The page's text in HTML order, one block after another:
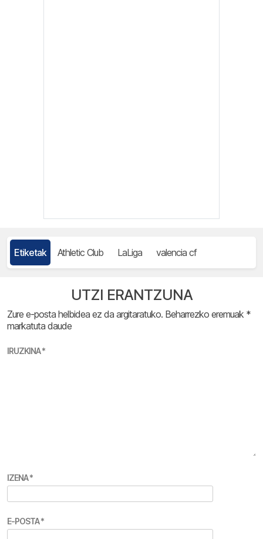
Etiketak Athletic Club LaLiga valencia cf
UTZI ERANTZUNA
Zure e-posta helbidea ez da argitaratuko. Beharrezko eremuak *
markatuta daude
IRUZKINA*
IZENA*
E-POSTA*